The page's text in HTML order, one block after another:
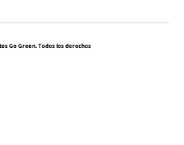
Go Green. Todos los derechos